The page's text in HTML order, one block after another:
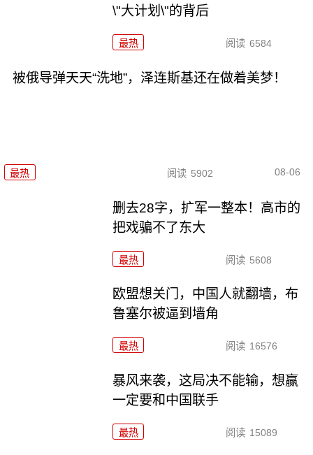
\"大计划\"的背后
最热 阅读 6584
被俄导弹天天“洗地”，泽连斯基还在做着美梦！
最热 阅读 5902 08-06
删去28字，扩军一整本！高市的
把戏骗不了东大
最热 阅读 5608
欧盟想关门，中国人就翻墙，布
鲁塞尔被逼到墙角
最热 阅读 16576
暴风来袭，这局决不能输，想赢
一定要和中国联手
最热 阅读 15089